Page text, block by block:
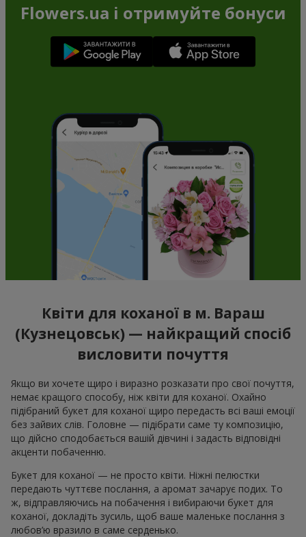
Flowers.ua і отримуйте бонуси
Квіти для коханої в м. Вараш
(Кузнецовськ) — найкращий спосіб
висловити почуття
Якщо ви хочете щиро і виразно розказати про свої почуття,
немає кращого способу, ніж квіти для коханої. Охайно
підібраний букет для коханої щиро передасть всі ваші емоції
без зайвих слів. Головне — підібрати саме ту композицію,
що дійсно сподобається вашій дівчині і задасть відповідні
акценти побаченню.
Букет для коханої — не просто квіти. Ніжні пелюстки
передають чуттєве послання, а аромат зачарує подих. То
ж, відправляючись на побачення і вибираючи букет для
коханої, докладіть зусиль, щоб ваше маленьке послання з
любов’ю вразило в саме серденько.